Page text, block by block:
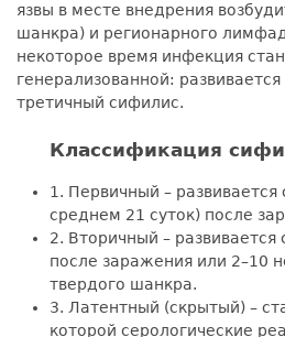
язвы в месте внедрения
шанкра) и регионарного
некоторое время инфекция
генерализованной:
третичный сифилис.
Классификация
1. Первичный – развивается
среднем 21 суток) после
2. Вторичный – развивается
после заражения или 2–10
твердого шанкра.
3. Латентный (скрытый) –
которой серологические